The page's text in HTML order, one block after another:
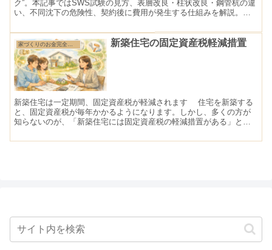
ク”。本記事ではSWS試験の見方、表層改良・柱状改良・鋼管杭の違
い、不同沈下の危険性、契約後に費用が発生する仕組みを解説。地
イントを具体的に紹介します。
家づくりのお金完全ガイド 新築住宅の固定資産税軽減措置
新築住宅は一定期間、固定資産税が軽減されます 住宅を新築する
と、固定資産税が毎年かかるようになります。しかし、多くの方が
知らないのが、「新築住宅には固定資産税の軽減措置がある」とい